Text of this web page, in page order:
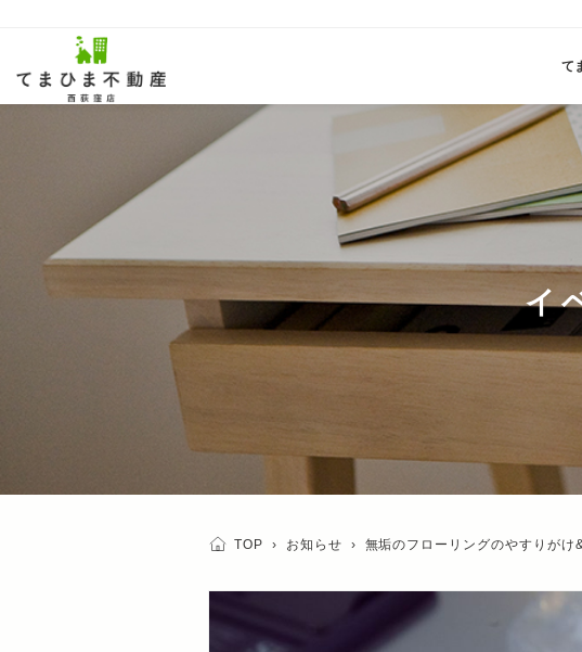
て
イ
TOP › お知らせ › 無垢のフローリングのやすりがけ